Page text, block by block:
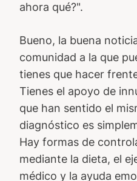
ahora qué?".
Bueno, la buena
comunidad a la que
tienes que hacer
Tienes el apoyo de
que han sentido el
diagnóstico es
Hay formas de
mediante la dieta, el
médico y la ayuda